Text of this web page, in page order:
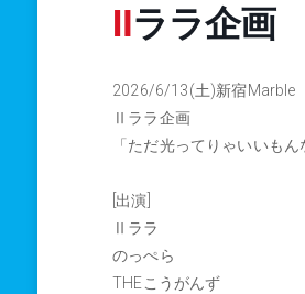
Ⅱララ企画
2026/6/13(土)新宿Marble
Ⅱララ企画
「ただ光ってりゃいいもん
[出演]
Ⅱララ
のっぺら
THEこうがんず